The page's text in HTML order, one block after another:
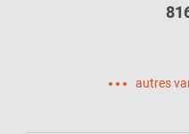
autres